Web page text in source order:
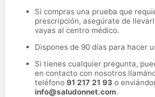
Si compras una prueba que
prescripción, asegúrate de
vayas al centro médico.
Dispones de 90 días para hacer
Si tienes cualquier pregunta,
en contacto con nosotros
teléfono 91 217 21 93 o
info@saludonnet.com.